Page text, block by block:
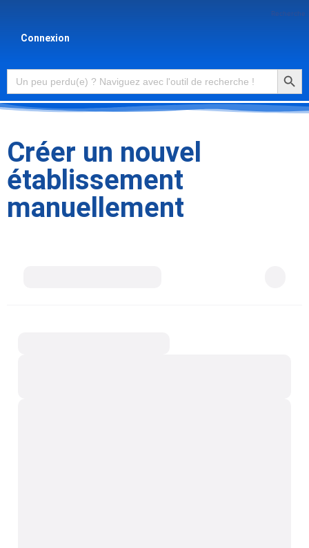
Recherche
Connexion
Search
for:
Créer un nouvel
établissement
manuellement